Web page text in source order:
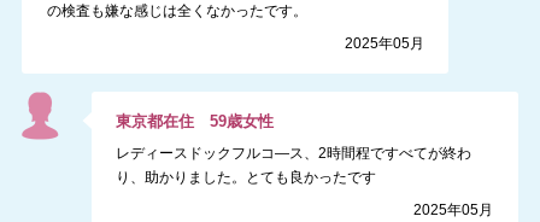
の検査も嫌な感じは全くなかったです。
2025年05月
東京都在住59歳女性
レディースドックフルコ―ス、2時間程ですべてが終わ
り、助かりました。とても良かったです
2025年05月